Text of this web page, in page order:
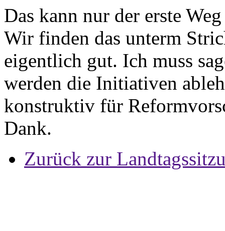
Das kann nur der erste
Wir finden das unterm
eigentlich gut. Ich muss
werden die Initiativen
konstruktiv für
Dank.
Zurück zur